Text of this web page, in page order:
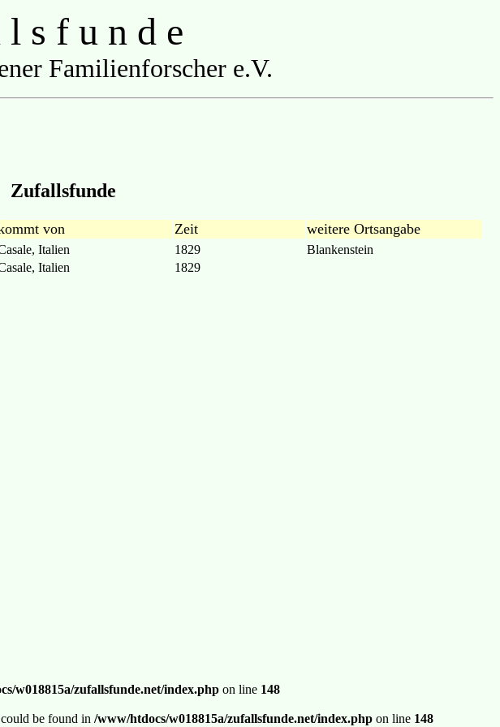
s f u n d e
Familienforscher e.V.
Zufallsfunde
von Zeit weitere Ortsangabe
Italien 1829
Blankenstein
Italien 1829
w018815a/zufallsfunde.net/index.php on line 148
be found in /www/htdocs/w018815a/zufallsfunde.net/index.php on line 148